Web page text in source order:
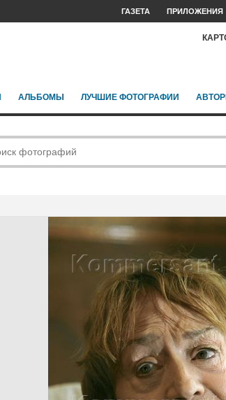
ГАЗЕТА ПРИЛОЖЕНИЯ
АЛЬБОМЫ ЛУЧШИЕ ФОТОГРАФИИ